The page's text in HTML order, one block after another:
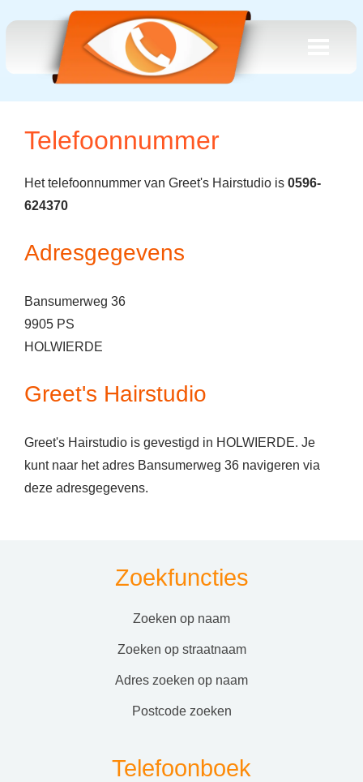
Telefoonnummer
Het telefoonnummer van Greet's Hairstudio is 0596-
624370
Adresgegevens
Bansumerweg 36
9905 PS
HOLWIERDE
Greet's Hairstudio
Greet's Hairstudio is gevestigd in HOLWIERDE. Je
kunt naar het adres Bansumerweg 36 navigeren via
deze adresgegevens.
Zoekfuncties
zoeken op naam
zoeken op straatnaam
adres zoeken op naam
postcode zoeken
Telefoonboek